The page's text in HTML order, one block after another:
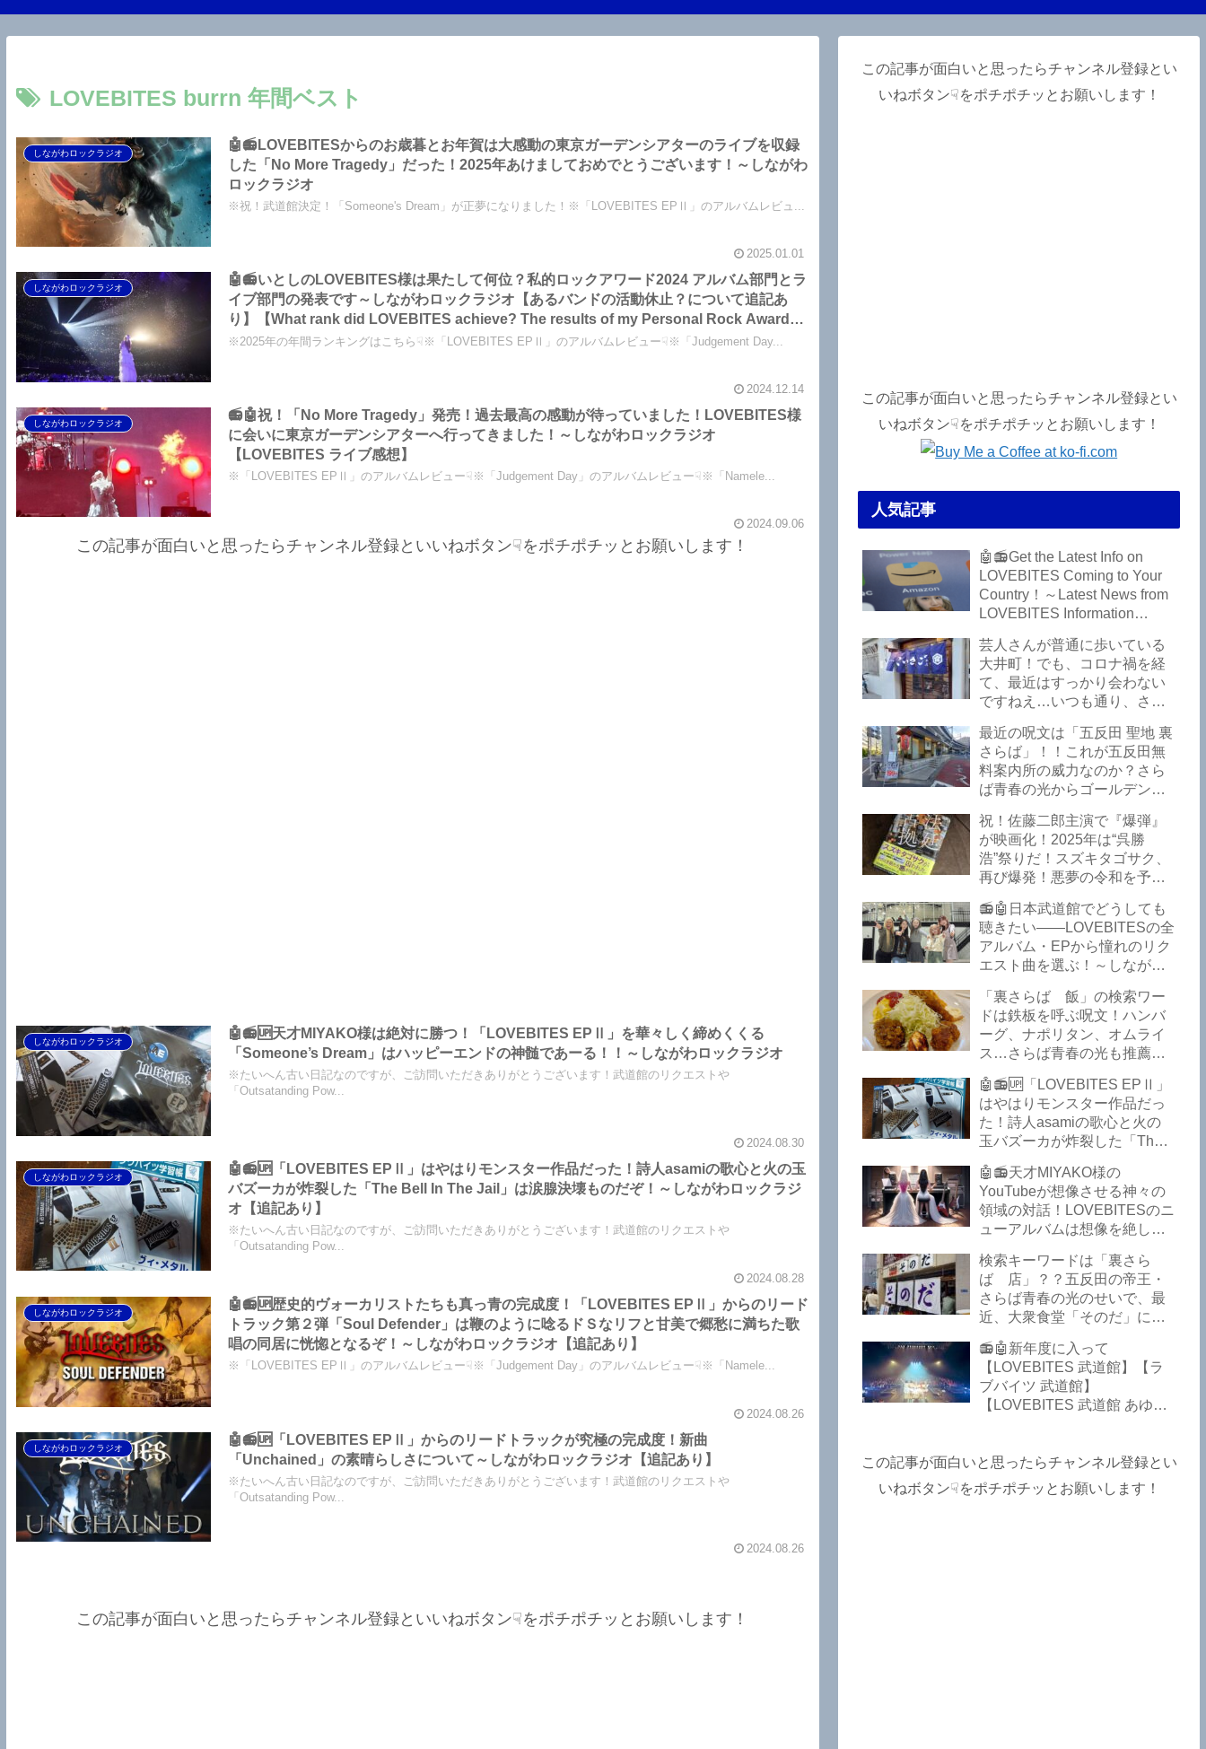
LOVEBITES burrn 年間ベスト
しながわロックラジオ
🤖📻LOVEBITESからのお歳暮とお年賀は大感動の東京ガーデンシアターのライブを収録
した「No More Tragedy」だった！2025年あけましておめでとうございます！～しながわ
ロックラジオ
※祝！武道館決定！「Someone's Dream」が正夢になりました！※「LOVEBITES EPⅡ」のアルバムレビュ...
2025.01.01
しながわロックラジオ
🤖📻いとしのLOVEBITES様は果たして何位？私的ロックアワード2024 アルバム部門とラ
イブ部門の発表です～しながわロックラジオ【あるバンドの活動休止？について追記あ
り】【What rank did LOVEBITES achieve? The results of my Personal Rock Awards
2024 for the Album and Live Performance categories are here!】
※2025年の年間ランキングはこちら☟※「LOVEBITES EPⅡ」のアルバムレビュー☟※「Judgement Day...
2024.12.14
しながわロックラジオ
📻🤖祝！「No More Tragedy」発売！過去最高の感動が待っていました！LOVEBITES様
に会いに東京ガーデンシアターへ行ってきました！～しながわロックラジオ
【LOVEBITES ライブ感想】
※「LOVEBITES EPⅡ」のアルバムレビュー☟※「Judgement Day」のアルバムレビュー☟※「Namele...
2024.09.06
この記事が面白いと思ったらチャンネル登録といいねボタン☟をポチポチッとお願いします！
しながわロックラジオ
🤖📻🆙天才MIYAKO様は絶対に勝つ！「LOVEBITES EPⅡ」を華々しく締めくくる
「Someone’s Dream」はハッピーエンドの神髄であーる！！～しながわロックラジオ
※たいへん古い日記なのですが、ご訪問いただきありがとうございます！武道館のリクエストや
「Outsatanding Pow...
2024.08.30
しながわロックラジオ
🤖📻🆙「LOVEBITES EPⅡ」はやはりモンスター作品だった！詩人asamiの歌心と火の玉
バズーカが炸裂した「The Bell In The Jail」は涙腺決壊ものだぞ！～しながわロックラジ
オ【追記あり】
※たいへん古い日記なのですが、ご訪問いただきありがとうございます！武道館のリクエストや
「Outsatanding Pow...
2024.08.28
しながわロックラジオ
🤖📻🆙歴史的ヴォーカリストたちも真っ青の完成度！「LOVEBITES EPⅡ」からのリード
トラック第２弾「Soul Defender」は鞭のように唸るドＳなリフと甘美で郷愁に満ちた歌
唱の同居に恍惚となるぞ！～しながわロックラジオ【追記あり】
※「LOVEBITES EPⅡ」のアルバムレビュー☟※「Judgement Day」のアルバムレビュー☟※「Namele...
2024.08.26
しながわロックラジオ
🤖📻🆙「LOVEBITES EPⅡ」からのリードトラックが究極の完成度！新曲
「Unchained」の素晴らしさについて～しながわロックラジオ【追記あり】
※たいへん古い日記なのですが、ご訪問いただきありがとうございます！武道館のリクエストや
「Outsatanding Pow...
2024.08.26
この記事が面白いと思ったらチャンネル登録といいねボタン☟をポチポチッとお願いします！
この記事が面白いと思ったらチャンネル登録とい
いねボタン☟をポチポチッとお願いします！
この記事が面白いと思ったらチャンネル登録とい
いねボタン☟をポチポチッとお願いします！
人気記事
🤖📻Get the Latest Info on
LOVEBITES Coming to Your
Country！～Latest News from
LOVEBITES Information
芸人さんが普通に歩いている
大井町！でも、コロナ禍を経
て、最近はすっかり会わない
ですねえ…いつも通り、さぼ
から飲んできました。私以外
にもLOVEBITESファンが数名
いるようですよ笑
最近の呪文は「五反田 聖地 裏
さらば」！！これが五反田無
料案内所の威力なのか？さら
ば青春の光からゴールデンウ
いた！激安の肉の刺し盛りが
美味い！酒もぶっちぎりで安
い！本格焼鳥 五反田「富士
屋」がオープンから３カ月で
ごった返しているぞ！【さら
ば青春の光 五反田 グルメ】
祝！佐藤二郎主演で『爆弾』
が映画化！2025年は“呉勝
浩”祭りだ！スズキタゴサク、
再び爆発！悪夢の令和を予言
２』が不気味な存在感で他を
圧倒した！異形の家族小説
『Q』も文句なしだぞ！～
2025年版「このミステリーが
すごい！」
📻🤖日本武道館でどうしても
聴きたい――LOVEBITESの全
アルバム・EPから憧れのリク
エスト曲を選ぶ！～しながわ
武道館】【ラブバイツ 武道
館】【LOVEBITES 武道館 セ
トリ】【LOVEBITES リクエ
スト曲】【LOVEBITES
Inspire】【LOVEBITES Under
The Red Sky】【LOVEBITES
Epilogue】【LOVEBITES
Today Is The Day】
【LOVEBITES Dystopia
Symphony】【LOVEBITES
My Orion】【LOVEBITES
Lost In The Garden】
【LOVEBITES The Bell In
Of Control】【LOVEBITES
The Eve Of Change】
「裏さらば 飯」の検索ワー
ドは鉄板を呼ぶ呪文！ハンバ
ーグ、ナポリタン、オムライ
ス…さらば青春の光も推薦！
定のお子様ランチを食ってき
たよ！【さらば青春の光 五反
田 グルメ】
🤖📻🆙「LOVEBITES EPⅡ」
はやはりモンスター作品だっ
た！詩人asamiの歌心と火の
玉バズーカが炸裂した「The
のだぞ！～しながわロックラ
ジオ【追記あり】
🤖📻天才MIYAKO様の
YouTubeが想像させる神々の
領域の対話！LOVEBITESのニ
ューアルバムは想像を絶して
玉てやんでい、D-A-Dの新
曲、ブルース・ディッキンソ
ン情報などです～しながわロ
ックラジオ【追記複数あり】
検索キーワードは「裏さら
ば 店」？？五反田の帝王・
さらば青春の光のせいで、最
近、大衆食堂「そのだ」に入
よ…【さらば青春の光 五反田
グルメ】
📻🤖新年度に入って
【LOVEBITES 武道館】【ラ
ブバイツ 武道館】
【LOVEBITES 武道館 あゆ
2025 セトリ】【LOVEBITES
海外の反応】あたりがトレン
ドキーワードのようです。
この記事が面白いと思ったらチャンネル登録とい
いねボタン☟をポチポチッとお願いします！